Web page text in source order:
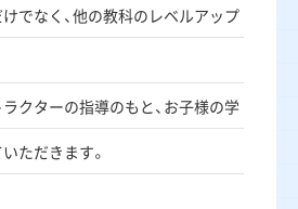
でなく、他の教科のレベルアップ
クターの指導のもと、お子様の学
ただきます。